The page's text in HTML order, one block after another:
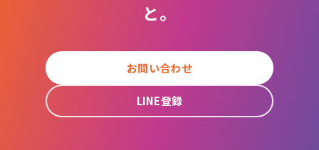
と。
お問い合わせ
LINE登録